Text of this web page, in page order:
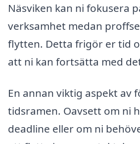
Näsviken kan ni fokusera
verksamhet medan
flytten. Detta frigör er tid
att ni kan fortsätta med
En annan viktig aspekt av
tidsramen. Oavsett om ni
deadline eller om ni